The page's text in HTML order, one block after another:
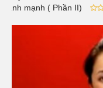
lành mạnh ( Phần II)